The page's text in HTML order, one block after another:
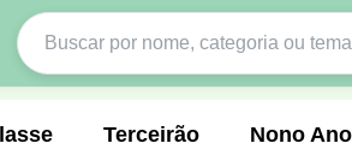
Terceirão Nono Ano